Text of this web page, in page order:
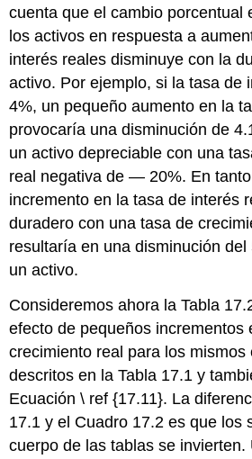
cuenta que el cambio porcentual
los activos en respuesta a
interés reales disminuye con la
activo. Por ejemplo, si la tasa de
4%, un pequeño aumento en la
provocaría una disminución de
un activo depreciable con una
real negativa de — 20%. En
incremento en la tasa de interés
duradero con una tasa de
resultaría en una disminución
un activo.
Consideremos ahora la Tabla
efecto de pequeños incrementos
crecimiento real para los mismos
descritos en la Tabla 17.1 y
Ecuación \ ref {17.11}. La
17.1 y el Cuadro 17.2 es que los
cuerpo de las tablas se invierten.